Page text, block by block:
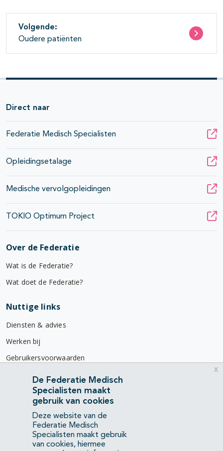
Volgende:
Oudere patiënten
Direct naar
Federatie Medisch Specialisten
Opleidingsetalage
Medische vervolgopleidingen
TOKIO Optimum Project
Over de Federatie
Wat is de Federatie?
Wat doet de Federatie?
Nuttige links
Diensten & advies
Werken bij
Gebruikersvoorwaarden
Privacyverklaring
Contact
Mercatorlaan 1200
3528 BL Utrecht
(088) 505 34 34
De Federatie Medisch
Specialisten maakt
gebruik van cookies
Deze website van de
Federatie Medisch
Specialisten maakt gebruik
van cookies, hiermee
x